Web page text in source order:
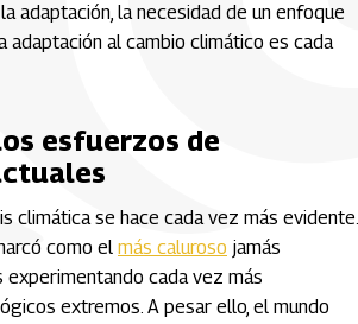
adaptación, la necesidad de un enfoque
adaptación al cambio climático es cada
esfuerzos de
climática se hace cada vez más evidente.
como el más caluroso jamás
cada vez más
extremos. A pesar ello, el mundo